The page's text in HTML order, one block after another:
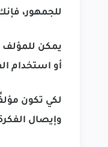
للجمهور،
يمكن
أو استخدام
لكي تكون
وإيصال